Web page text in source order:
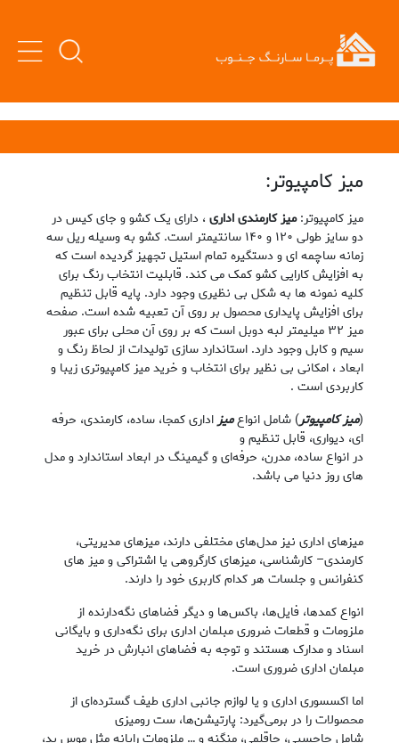
میز کامپیوتر:
میز کامپیوتر:میز کارمندی اداری ، دارای یک کشو و جای کیس در
دو سایز طولی ۱۲۰ و ۱۴۰ سانتیمتر است. کشو به وسیله ریل سه
زمانه ساچمه ای و دستگیره تمام استیل تجهیز گردیده است که
به افزایش کارایی کشو کمک می کند. قابلیت انتخاب رنگ برای
کلیه نمونه ها به شکل بی نظیری وجود دارد. پایه قابل تنظیم
برای افزایش پایداری محصول بر روی آن تعبیه شده است. صفحه
میز ۳۲ میلیمتر لبه دوبل است که بر روی آن محلی برای عبور
سیم و کابل وجود دارد. استاندارد سازی تولیدات از لحاظ رنگ و
ابعاد ، امکانی بی نظیر برای انتخاب و خرید میز کامپیوتری زیبا و
کاربردی است .
(میز کامپیوتر) شامل انواعمیزاداری کمجا، ساده، کارمندی، حرفه
ای، دیواری، قابل تنظیم و
در انواع ساده، مدرن، حرفه‌ای و گیمینگ در ابعاد استاندارد و مدل
‌های روز دنیا می باشد.
میزهای اداری نیز مدل‌های مختلفی دارند، میزهای مدیریتی،
کارمندی– کارشناسی، میزهای کارگروهی یا اشتراکی و میز های
کنفرانس و جلسات هر کدام کاربری خود را دارند.
انواع کمدها، فایل‌ها، باکس‌ها و دیگر فضاهای نگه‌دارنده از
ملزومات و قطعات ضروری مبلمان اداری برای نگه‌داری و بایگانی
اسناد و مدارک هستند و توجه به فضاهای انبارش در خرید
مبلمان اداری ضروری است.
اما اکسسوری اداری و یا لوازم جانبی اداری طیف گسترده‌ای از
محصولات را در برمی‌گیرد: پارتیشن‌ها، ست رومیزی